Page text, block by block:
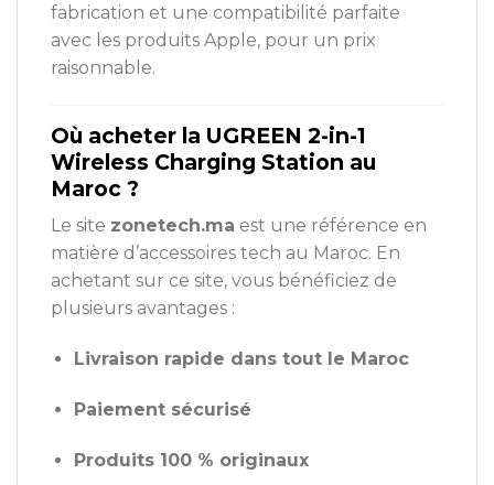
fabrication et une compatibilité parfaite
avec les produits Apple, pour un prix
raisonnable.
Où acheter la UGREEN 2-in-1
Wireless Charging Station au
Maroc ?
Le site zonetech.ma est une référence en
matière d’accessoires tech au Maroc. En
achetant sur ce site, vous bénéficiez de
plusieurs avantages :
Livraison rapide dans tout le Maroc
Paiement sécurisé
Produits 100 % originaux